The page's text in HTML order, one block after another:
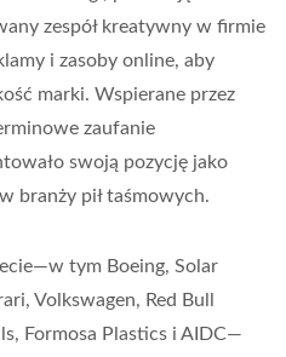
zespół kreatywny w firmie
i zasoby online, aby
marki. Wspierane przez
zaufanie
swoją pozycję jako
branży pił taśmowych.
tym Boeing, Solar
Volkswagen, Red Bull
Formosa Plastics i AIDC—